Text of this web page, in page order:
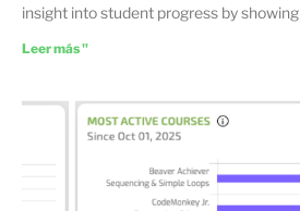
insight into student progress by showing
Leer más "